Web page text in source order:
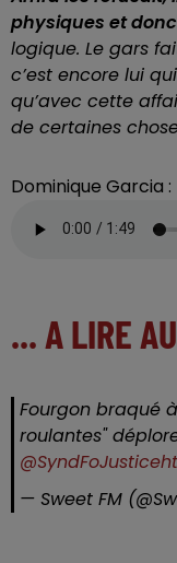
physiques et
logique. Le gars
c’est encore lui
qu’avec cette
de certaines
Dominique Garcia :
... A LIRE
Fourgon braqué
roulantes"
@SyndFoJustice
— Sweet FM